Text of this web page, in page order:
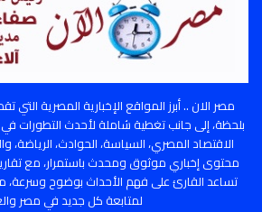
مصر الان .. أبرز المواقع الإخبارية المصرية التي
بلحظة، إلى جانب تغطية شاملة لأحدث التطورات في
الاقتصاد المصري، السياسة، الحوادث، الرياضة،
محتوى إخباري موثوق ومحدث باستمرار، مع
تساعد القارئ على فهم الأحداث بوضوح وسرعة،
لمتابعة كل جديد في مصر